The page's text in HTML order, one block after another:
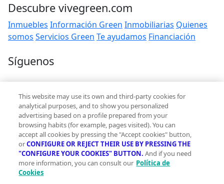
Descubre vivegreen.com
Inmuebles Información Green Inmobiliarias Quienes
somos Servicios Green Te ayudamos Financiación
Síguenos
Contacto
hola@vivegreen.com
Aviso Legal
Condiciones de uso
This website may use its own and third-party cookies for
analytical purposes, and to show you personalized
advertising based on a profile prepared from your
browsing habits (for example, pages visited). You can
accept all cookies by pressing the "Accept cookies" button,
orCONFIGURE OR REJECT THEIR USE BY PRESSING THE
"CONFIGURE YOUR COOKIES" BUTTON. And if you need
more information, you can consult our Política de
Cookies